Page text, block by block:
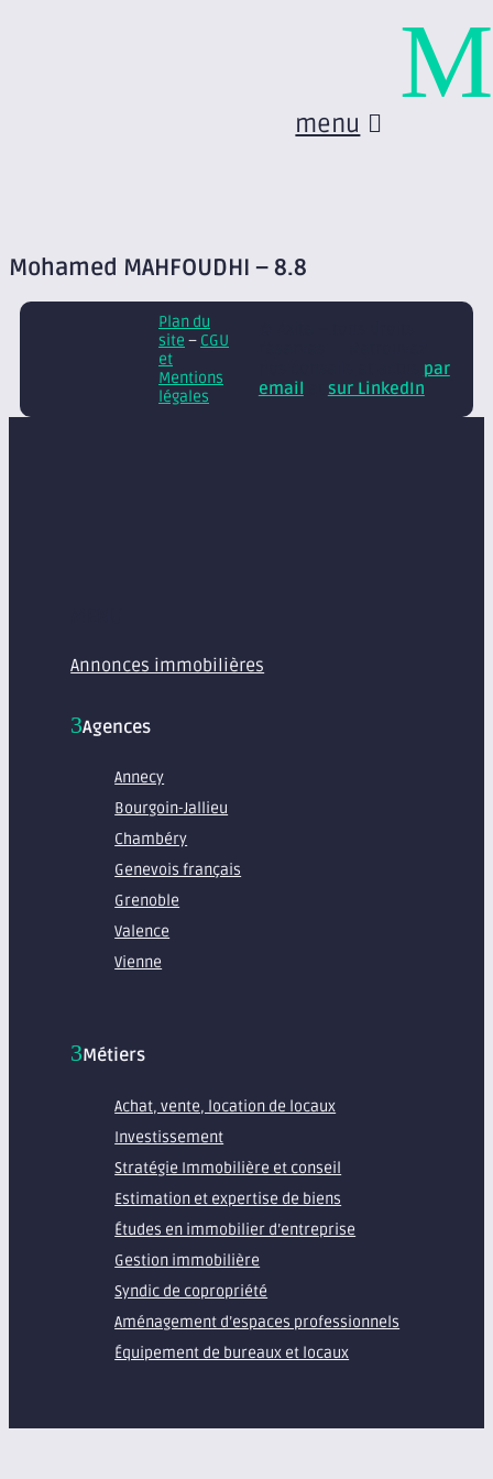
menu
Mohamed MAHFOUDHI – 8.8
Plan du
site – CGU
et
Mentions
légales
par
email
sur LinkedIn
Annonces immobilières
Agences
Annecy
Bourgoin-Jallieu
Chambéry
Genevois français
Grenoble
Valence
Vienne
Métiers
Achat, vente, location de locaux
Investissement
Stratégie Immobilière et conseil
Estimation et expertise de biens
Études en immobilier d’entreprise
Gestion immobilière
Syndic de copropriété
Aménagement d’espaces professionnels
Équipement de bureaux et locaux
M